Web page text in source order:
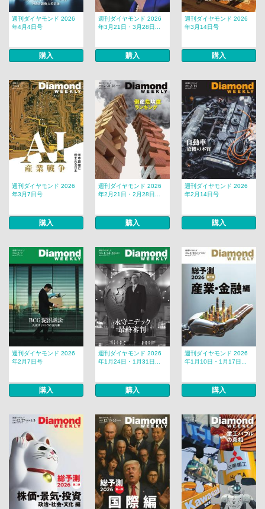
週刊ダイヤモンド 2026
年4月4日号
購入
週刊ダイヤモンド 2026
年3月21日・3月28日...
購入
週刊ダイヤモンド 2026
年3月14日号
購入
週刊ダイヤモンド 2026
年3月7日号
購入
週刊ダイヤモンド 2026
年2月21日・2月28日...
購入
週刊ダイヤモンド 2026
年2月14日号
購入
週刊ダイヤモンド 2026
年2月7日号
購入
週刊ダイヤモンド 2026
年1月24日・1月31日...
購入
週刊ダイヤモンド 2026
年1月10日・1月17日...
購入